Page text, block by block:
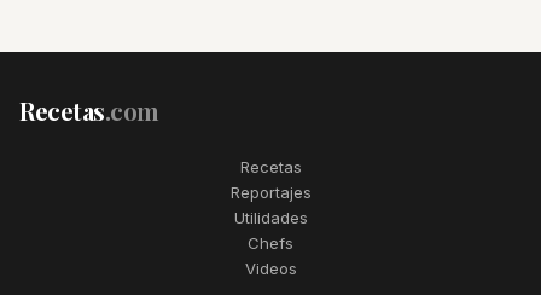
Recetas.com
Recetas
Reportajes
Utilidades
Chefs
Videos